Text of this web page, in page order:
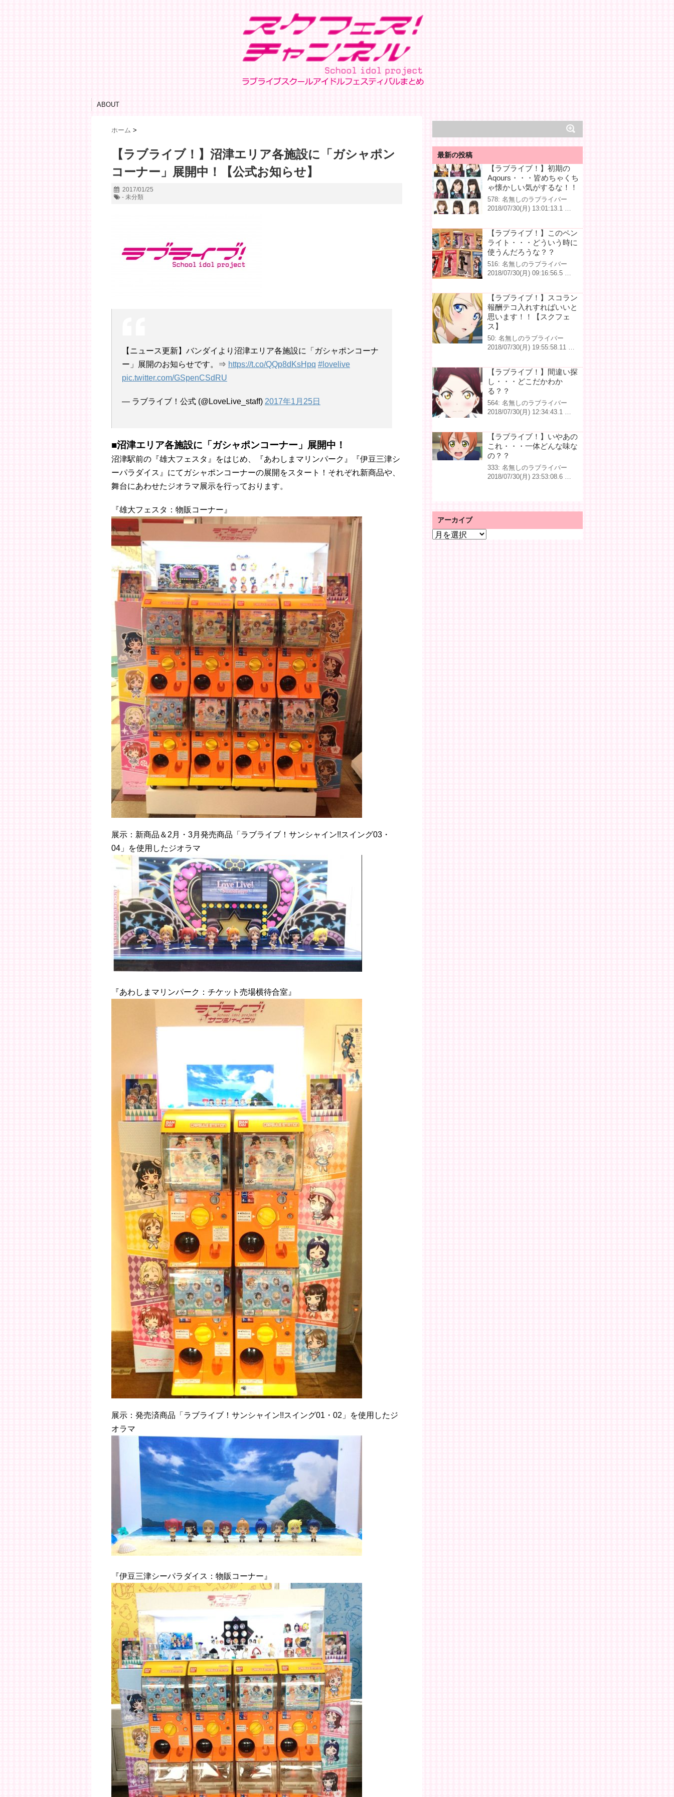
ABOUT
ホーム >
【ラブライブ！】沼津エリア各施設に「ガシャポン
コーナー」展開中！【公式お知らせ】
2017/01/25
- 未分類
【ニュース更新】バンダイより沼津エリア各施設に「ガシャポンコーナ
ー」展開のお知らせです。⇒ https://t.co/QQp8dKsHpq #lovelive
pic.twitter.com/GSpenCSdRU
— ラブライブ！公式 (@LoveLive_staff) 2017年1月25日
■沼津エリア各施設に「ガシャポンコーナー」展開中！
沼津駅前の『雄大フェスタ』をはじめ、『あわしまマリンパーク』『伊豆三津シ
ーパラダイス』にてガシャポンコーナーの展開をスタート！それぞれ新商品や、
舞台にあわせたジオラマ展示を行っております。
『雄大フェスタ：物販コーナー』
展示：新商品＆2月・3月発売商品「ラブライブ！サンシャイン!!スイング03・
04」を使用したジオラマ
『あわしまマリンパーク：チケット売場横待合室』
展示：発売済商品「ラブライブ！サンシャイン!!スイング01・02」を使用したジ
オラマ
『伊豆三津シーパラダイス：物販コーナー』
最新の投稿
【ラブライブ！】初期の
Aqours・・・皆めちゃくち
ゃ懐かしい気がするな！！
578: 名無しのラブライバー
2018/07/30(月) 13:01:13.1 …
【ラブライブ！】このペン
ライト・・・どういう時に
使うんだろうな？？
516: 名無しのラブライバー
2018/07/30(月) 09:16:56.5 …
【ラブライブ！】スコラン
報酬テコ入れすればいいと
思います！！【スクフェ
ス】
50: 名無しのラブライバー
2018/07/30(月) 19:55:58.11 …
【ラブライブ！】間違い探
し・・・どこだかわか
る？？
564: 名無しのラブライバー
2018/07/30(月) 12:34:43.1 …
【ラブライブ！】いやあの
これ・・・一体どんな味な
の？？
333: 名無しのラブライバー
2018/07/30(月) 23:53:08.6 …
アーカイブ
ア